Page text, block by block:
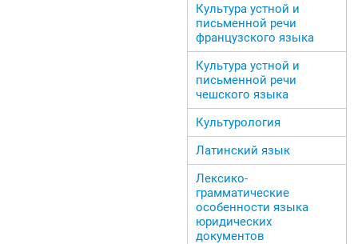
Культура устной и
письменной речи
французского языка
Культура устной и
письменной речи
чешского языка
Культурология
Латинский язык
Лексико-
грамматические
особенности языка
юридических
документов